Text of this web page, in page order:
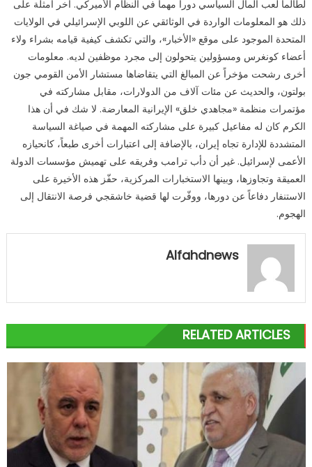
لطالما لعب المال السياسي دوراً مهماً في النظام الأميركي. آخر أمثلة على
ذلك هو المعلومات الواردة في الوثائقي عن اللوبي الإسرائيلي في الولايات
المتحدة الموجود على موقع «الأخبار»، والتي تكشف كيفية قيامه بشراء ولاء
أعضاء كونغرس ومسؤولين يتحولون إلى مجرد موظفين لديه. معلومات
أخرى رشحت مؤخراً عن المبالغ التي يتقاضاها مستشار الأمن القومي جون
بولتون، والحديث عن مئات آلاف من الدولارات، مقابل مشاركته في
مؤتمرات منظمة «مجاهدي خلق» الإيرانية المعارضة. لا شك في أن هذا
الكرم كان له مفاعيل كبيرة على مشاركته المهمة في صياغة السياسة
المتشددة للإدارة تجاه إيران، بالإضافة إلى اعتبارات أخرى طبعاً، كانحيازه
الأعمى لإسرائيل. غير أن دأب ترامب وفريقه على تهميش مؤسسات الدولة
العميقة وتجاوزها، وبينها الاستخبارات المركزية، حفّز هذه الأخيرة على
الاستنفار دفاعاً عن دورها، ووفّرت لها قضية خاشقجي فرصة الانتقال إلى
الهجوم.
Alfahdnews
RELATED ARTICLES